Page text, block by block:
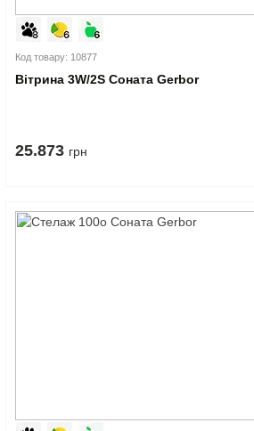
Код товару: 10877
Вітрина 3W/2S Соната Gerbor
25.873 грн